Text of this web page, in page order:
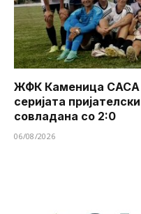
ЖФК Каменица САСА
серијата
совладана со 2:0
06/08/2026